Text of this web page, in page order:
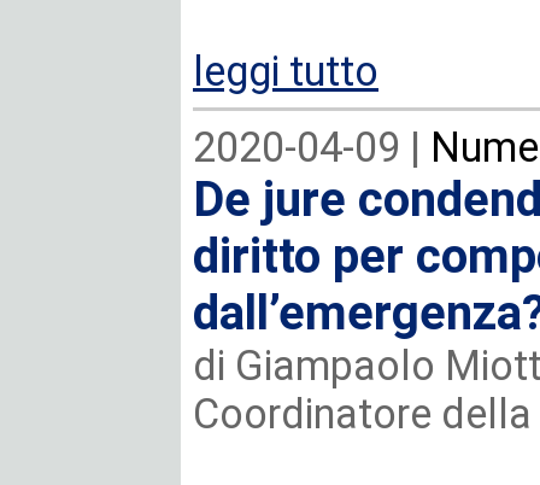
leggi tutto
2020-04-09 |
De jure
diritto per
di Giampaolo
Coordinatore